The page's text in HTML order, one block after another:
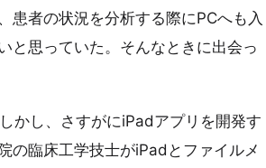
患者の状況を分析する際にPCへも入
と思っていた。そんなときに出会っ
かし、さすがにiPadアプリを開発す
の臨床工学技士がiPadとファイルメ